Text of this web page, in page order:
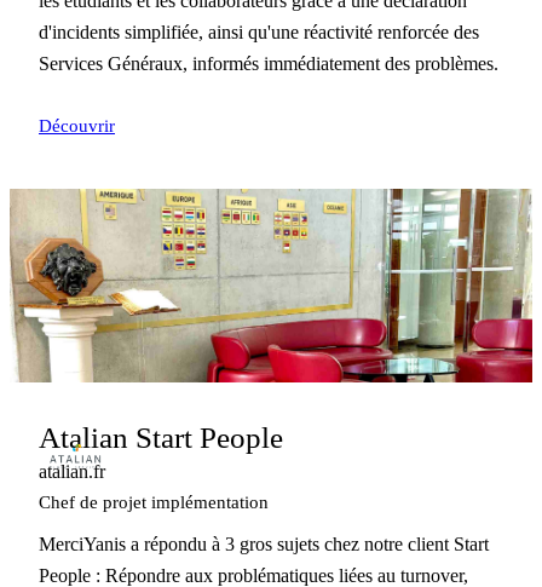
d'incidents simplifiée, ainsi qu'une réactivité renforcée des
Services Généraux, informés immédiatement des problèmes.
Découvrir
Atalian Start People
atalian.fr
Chef de projet implémentation
MerciYanis a répondu à 3 gros sujets chez notre client Start
People : Répondre aux problématiques liées au turnover,